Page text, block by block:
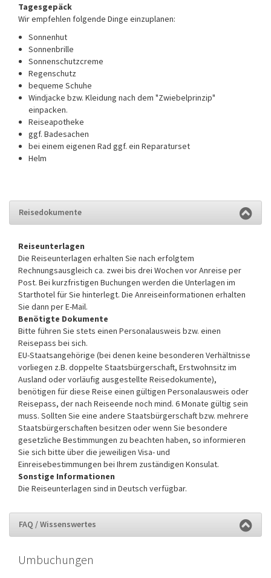
Tagesgepäck
Wir empfehlen folgende Dinge einzuplanen:
Sonnenhut
Sonnenbrille
Sonnenschutzcreme
Regenschutz
bequeme Schuhe
Windjacke bzw. Kleidung nach dem "Zwiebelprinzip"
einpacken.
Reiseapotheke
ggf. Badesachen
bei einem eigenen Rad ggf. ein Reparaturset
Helm
Reisedokumente
Reiseunterlagen
Die Reiseunterlagen erhalten Sie nach erfolgtem
Rechnungsausgleich ca. zwei bis drei Wochen vor Anreise per
Post. Bei kurzfristigen Buchungen werden die Unterlagen im
Starthotel für Sie hinterlegt. Die Anreiseinformationen erhalten
Sie dann per E-Mail.
Benötigte Dokumente
Bitte führen Sie stets einen Personalausweis bzw. einen
Reisepass bei sich.
EU-Staatsangehörige (bei denen keine besonderen Verhältnisse
vorliegen z.B. doppelte Staatsbürgerschaft, Erstwohnsitz im
Ausland oder vorläufig ausgestellte Reisedokumente),
benötigen für diese Reise einen gültigen Personalausweis oder
Reisepass, der nach Reiseende noch mind. 6 Monate gültig sein
muss. Sollten Sie eine andere Staatsbürgerschaft bzw. mehrere
Staatsbürgerschaften besitzen oder wenn Sie besondere
gesetzliche Bestimmungen zu beachten haben, so informieren
Sie sich bitte über die jeweiligen Visa- und
Einreisebestimmungen bei Ihrem zuständigen Konsulat.
Sonstige Informationen
Die Reiseunterlagen sind in Deutsch verfügbar.
FAQ / Wissenswertes
Umbuchungen